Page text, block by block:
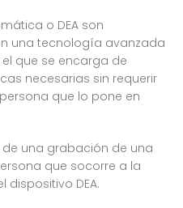
o DEA son
una tecnología avanzada
que se encarga de
necesarias sin requerir
que lo pone en
de una grabación de una
que socorre a la
DEA.